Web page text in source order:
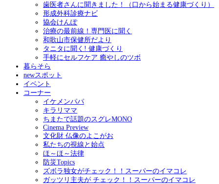
歯医者さんに聞きました！（口から始まる健康づくり）
形成外科診療ナビ
協会けんぽ
治療の最前線！専門医に聞く
和歌山市保健所だより
タニタに聞く! 健康づくり
手軽にセルフケア 癒やしのツボ
暮らそら
newスポット
イベント
コーナー
イケメンパパ
キラリママ
ちまたで話題のスグレMONO
Cinema Preview
文化財 仏像のよこがお
私たちの視線と始点
ほ～ほ～法律
防災Topics
ズボラ独女がチェック！！スーパーのイマコレ
ガッツリ主夫が チェック！！スーパーのイマコレ